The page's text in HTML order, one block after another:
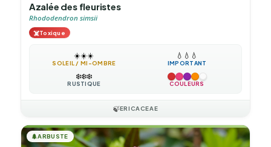
Azalée des fleuristes
Rhododendron simsii
☠️Toxique
☀️☀️☀️
SOLEIL / MI-OMBRE
💧 💧 💧
IMPORTANT
❄️❄️❄️
RUSTIQUE COULEURS
🍃ERICACEAE
🌲ARBUSTE